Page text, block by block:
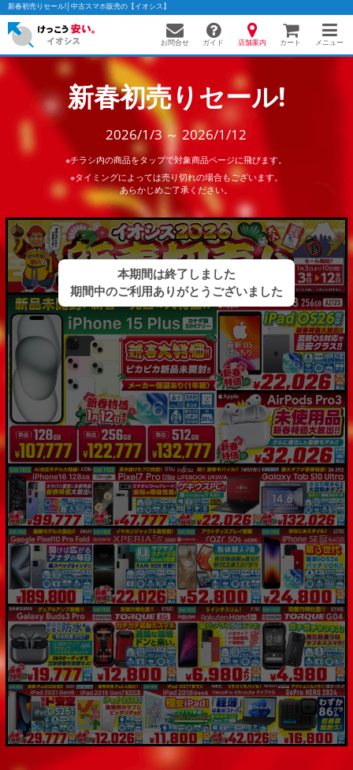
新春初売りセール!│中古スマホ販売の【イオシス】
お問合せ ガイド 店舗案内 カート メニュー
新春初売りセール!
2026/1/3 ～ 2026/1/12
※チラシ内の商品をタップで対象商品ページに飛びます。
※タイミングによっては売り切れの場合もございます。
あらかじめご了承ください。
かんたんパソコン検索に切り替える
フリーワード
除外ワード
人気の検索ワード：Let's noteEliteBookMacBook
カテゴリー
商品ジャンルの絞り込み
「スマートフォン」「タブレット」など
シリーズ
商品シリーズ名・ブランド名の絞り込み。
「iPhone」「Xperia」「Galaxy」など
メーカー
製造、販売メーカーの絞り込み
「Apple」「SONY」「SHARP」など
機能・特徴
商品の搭載機能による絞り込み
「5G対応」「防水」「ワンセグ」など
ドライブ
ドライブの絞り込み
ランク
商品状態の絞り込み
「新品」「未使用」「中古」など
CPU
CPUの絞り込み
OS
OSの絞り込み
メモリ
~
容量